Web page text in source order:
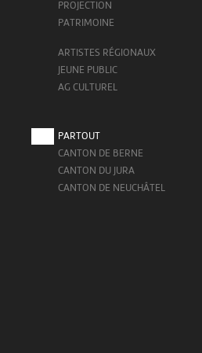
PROJECTION
PATRIMOINE
ARTISTES RÉGIONAUX
JEUNE PUBLIC
AG CULTUREL
PARTOUT
CANTON DE BERNE
CANTON DU JURA
CANTON DE NEUCHÂTEL